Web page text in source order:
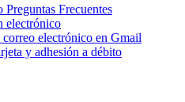
Frecuentes
electrónico
correo electrónico en Gmail
y adhesión a débito